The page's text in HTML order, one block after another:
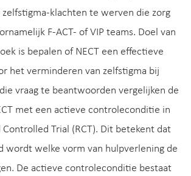
klachten te werven die zorg
F-ACT- of VIP teams. Doel van
is bepalen of NECT een effectieve
het verminderen van zelfstigma bij
vraag te beantwoorden vergelijken de
met een actieve controleconditie in
Controlled Trial (RCT). Dit betekent dat
wordt welke vorm van hulpverlening de
De actieve controleconditie bestaat